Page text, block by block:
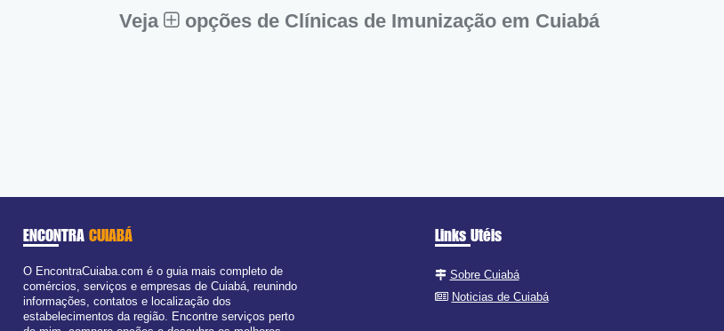
Veja opções de Clínicas de Imunização em Cuiabá
ENCONTRA CUIABÁ
O EncontraCuiaba.com é o guia mais completo de
comércios, serviços e empresas de Cuiabá, reunindo
informações, contatos e localização dos
estabelecimentos da região. Encontre serviços perto
Links Utéis
Sobre Cuiabá
Noticias de Cuiabá